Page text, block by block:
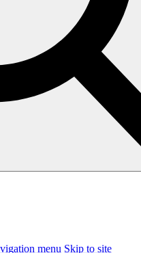
menu Skip to site